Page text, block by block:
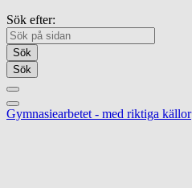
Sök efter:
Sök
Sök
Gymnasiearbetet - med riktiga källor